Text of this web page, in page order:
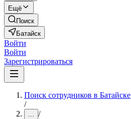
Ещё
Поиск
Батайск
Войти
Войти
Зарегистрироваться
Поиск сотрудников в Батайске
/
... /